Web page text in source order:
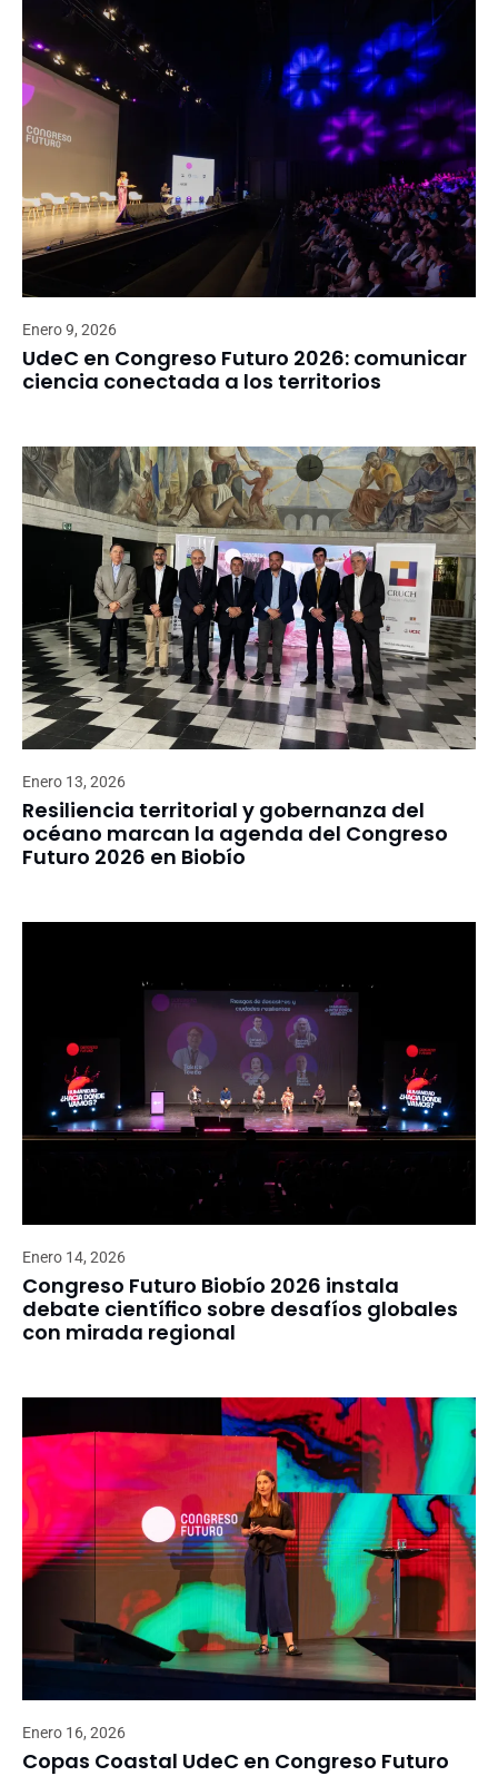
Enero 9, 2026
UdeC en Congreso Futuro 2026: comunicar
ciencia conectada a los territorios
Enero 13, 2026
Resiliencia territorial y gobernanza del
océano marcan la agenda del Congreso
Futuro 2026 en Biobío
Enero 14, 2026
Congreso Futuro Biobío 2026 instala
debate científico sobre desafíos globales
con mirada regional
Enero 16, 2026
Copas Coastal UdeC en Congreso Futuro